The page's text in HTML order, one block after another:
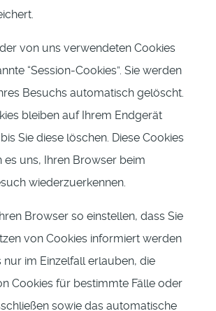
von uns verwendeten Cookies
“Session-Cookies”. Sie werden
Besuchs automatisch gelöscht.
bleiben auf Ihrem Endgerät
Sie diese löschen. Diese Cookies
uns, Ihren Browser beim
wiederzuerkennen.
Browser so einstellen, dass Sie
von Cookies informiert werden
nur im Einzelfall erlauben, die
Cookies für bestimmte Fälle oder
sowie das automatische